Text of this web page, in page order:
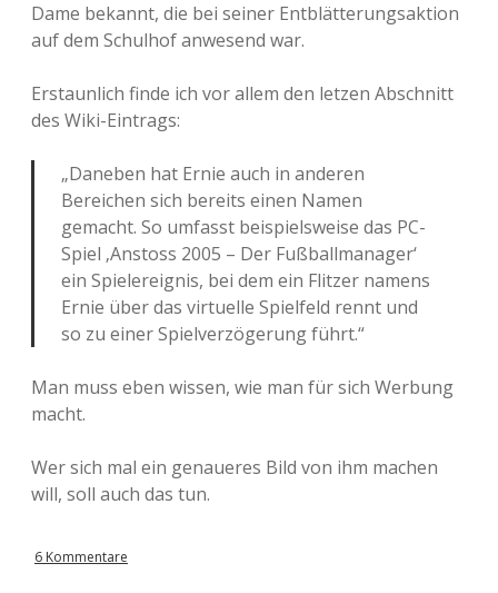
Dame bekannt, die bei seiner Entblätterungsaktion
auf dem Schulhof anwesend war.
Erstaunlich finde ich vor allem den letzen Abschnitt
des Wiki-Eintrags:
„Daneben hat Ernie auch in anderen
Bereichen sich bereits einen Namen
gemacht. So umfasst beispielsweise das PC-
Spiel ‚Anstoss 2005 – Der Fußballmanager‘
ein Spielereignis, bei dem ein Flitzer namens
Ernie über das virtuelle Spielfeld rennt und
so zu einer Spielverzögerung führt.“
Man muss eben wissen, wie man für sich Werbung
macht.
Wer sich mal ein genaueres Bild von ihm machen
will, soll auch das tun.
6 Kommentare